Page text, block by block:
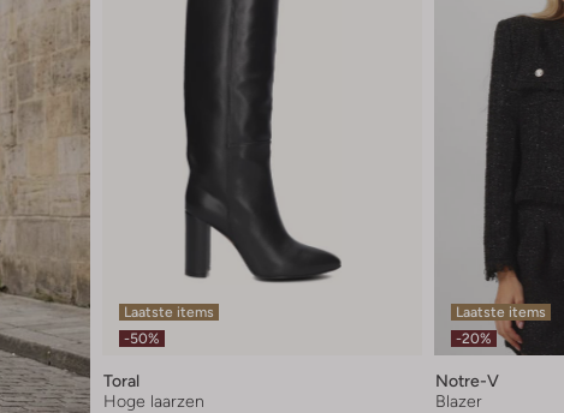
Laatste items
-50%
Toral
Hoge laarzen
Laatste items
-20%
Notre-V
Blazer